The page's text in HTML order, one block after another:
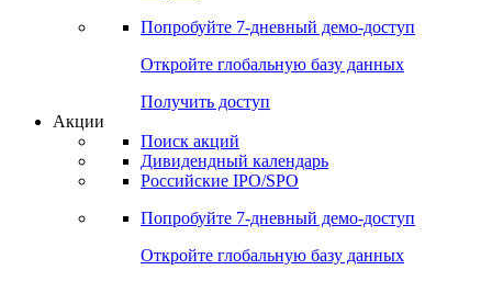
Попробуйте 7-дневный демо-доступ
Откройте глобальную базу данных
Получить доступ
Акции
Поиск акций
Дивидендный календарь
Российские IPO/SPO
Попробуйте 7-дневный демо-доступ
Откройте глобальную базу данных